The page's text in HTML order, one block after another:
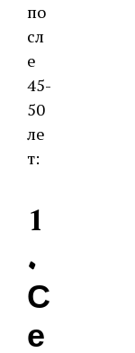
по
сл
е
45-
50
ле
т:
1
.
С
е